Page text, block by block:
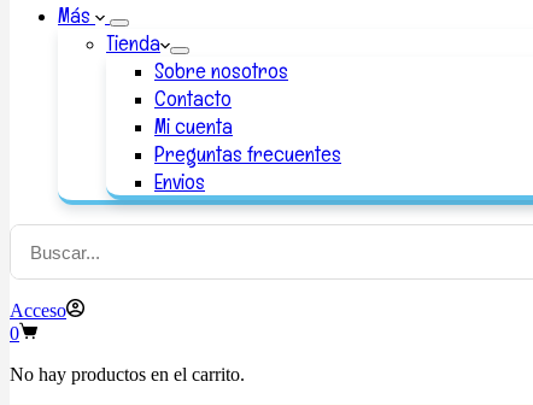
Más
Tienda
Sobre nosotros
Contacto
Mi cuenta
Preguntas frecuentes
Envios
Acceso
0
No hay productos en el carrito.